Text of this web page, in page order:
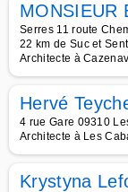
MONSIEUR
Serres 11 route
22 km de Suc et
Architecte à
Hervé
4 rue Gare 09310
Architecte à Les
Krystyna